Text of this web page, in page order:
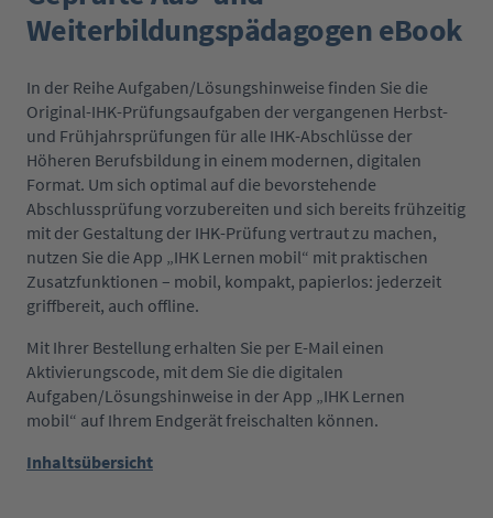
Weiterbildungspädagogen eBook
In der Reihe Aufgaben/Lösungshinweise finden Sie die
Original-IHK-Prüfungsaufgaben der vergangenen Herbst-
und Frühjahrsprüfungen für alle IHK-Abschlüsse der
Höheren Berufsbildung in einem modernen, digitalen
Format. Um sich optimal auf die bevorstehende
Abschlussprüfung vorzubereiten und sich bereits frühzeitig
mit der Gestaltung der IHK-Prüfung vertraut zu machen,
nutzen Sie die App „IHK Lernen mobil“ mit praktischen
Zusatzfunktionen – mobil, kompakt, papierlos: jederzeit
griffbereit, auch offline.
Mit Ihrer Bestellung erhalten Sie per E-Mail einen
Aktivierungscode, mit dem Sie die digitalen
Aufgaben/Lösungshinweise in der App „IHK Lernen
mobil“ auf Ihrem Endgerät freischalten können.
Inhaltsübersicht